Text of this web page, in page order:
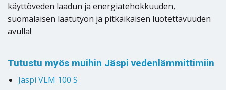
käyttöveden laadun ja energiatehokkuuden,
suomalaisen laatutyön ja pitkäikäisen luotettavuuden
avulla!
Tutustu myös muihin Jäspi vedenlämmittimiin
Jäspi VLM 100 S